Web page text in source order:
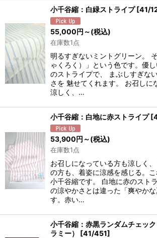
小千谷縮：白緑ストライプ [41/
55,000円 ～(税込)
在庫数1点
明るすぎないミントグリーン。
ゃくろく）」という色です。優
のストライプで、 まぶしすぎな
さを 魅せてくれます。 お召しに
涼しく、…
小千谷縮：白地に赤ストライプ [
53,900円 ～(税込)
在庫数1点
お召しになっている方も涼しく
の方も、着姿に涼感を感じる。
小千谷縮です。 白地に赤のスト
の涼やかさとは違った「爽やか
す。赤い…
小千谷縮：赤黒ランダムチェッ
ラミー）
[41/451]